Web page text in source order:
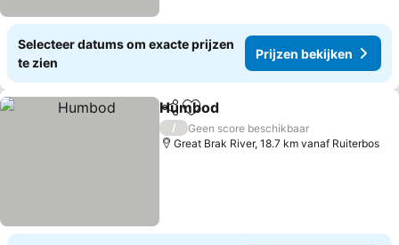
Selecteer datums om exacte prijzen
te zien
Prijzen bekijken
DelenToevoegen aan favorieten
Humbod
/
Geen score beschikbaar
Great Brak River, 18.7 km vanaf Ruiterbos